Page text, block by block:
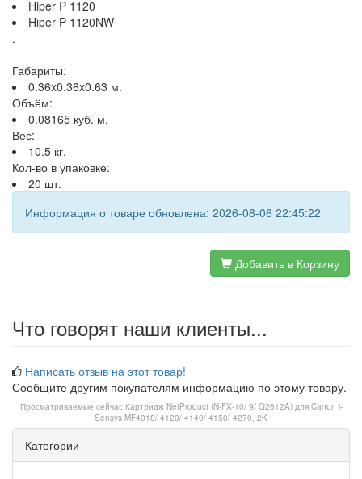
Hiper P 1120
Hiper P 1120NW
.
Габариты:
0.36x0.36x0.63 м.
Объём:
0.08165 куб. м.
Вес:
10.5 кг.
Кол-во в упаковке:
20 шт.
Информация о товаре обновлена: 2026-08-06 22:45:22
Добавить в Корзину
Что говорят наши клиенты...
Написать отзыв на этот товар!
Сообщите другим покупателям информацию по этому товару.
Просматриваемые сейчас:Картридж NetProduct (N-FX-10/ 9/ Q2612A) для Canon i-
Sensys MF4018/ 4120/ 4140/ 4150/ 4270, 2K
Категории